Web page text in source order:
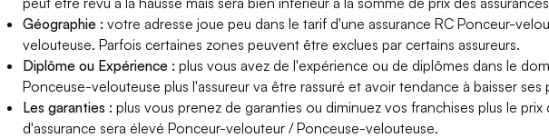
Géographie :votre adresse joue peu dans le tarif d'une assurance RC Ponceur-
velouteuse. Parfois certaines zones peuvent être exclues par certains assureurs.
Diplôme ou Expérience :plus vous avez de l'expérience ou de diplômes dans le
Ponceuse-velouteuse plus l'assureur va être rassuré et avoir tendance à baisser ses
Les garanties :plus vous prenez de garanties ou diminuez vos franchises plus le
d'assurance sera élevé Ponceur-velouteur / Ponceuse-velouteuse.